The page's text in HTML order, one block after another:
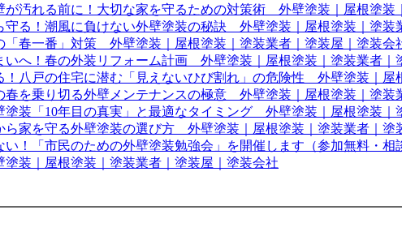
が汚れる前に！大切な家を守るための対策術 外壁塗装｜屋根塗装
守る！潮風に負けない外壁塗装の秘訣 外壁塗装｜屋根塗装｜塗装
「春一番」対策 外壁塗装｜屋根塗装｜塗装業者｜塗装屋｜塗装会
いへ！春の外装リフォーム計画 外壁塗装｜屋根塗装｜塗装業者｜
！八戸の住宅に潜む「見えないひび割れ」の危険性 外壁塗装｜屋
春を乗り切る外壁メンテナンスの極意 外壁塗装｜屋根塗装｜塗装
塗装「10年目の真実」と最適なタイミング 外壁塗装｜屋根塗装｜
ら家を守る外壁塗装の選び方 外壁塗装｜屋根塗装｜塗装業者｜塗
い！「市民のための外壁塗装勉強会」を開催します（参加無料
装｜屋根塗装｜塗装業者｜塗装屋｜塗装会社